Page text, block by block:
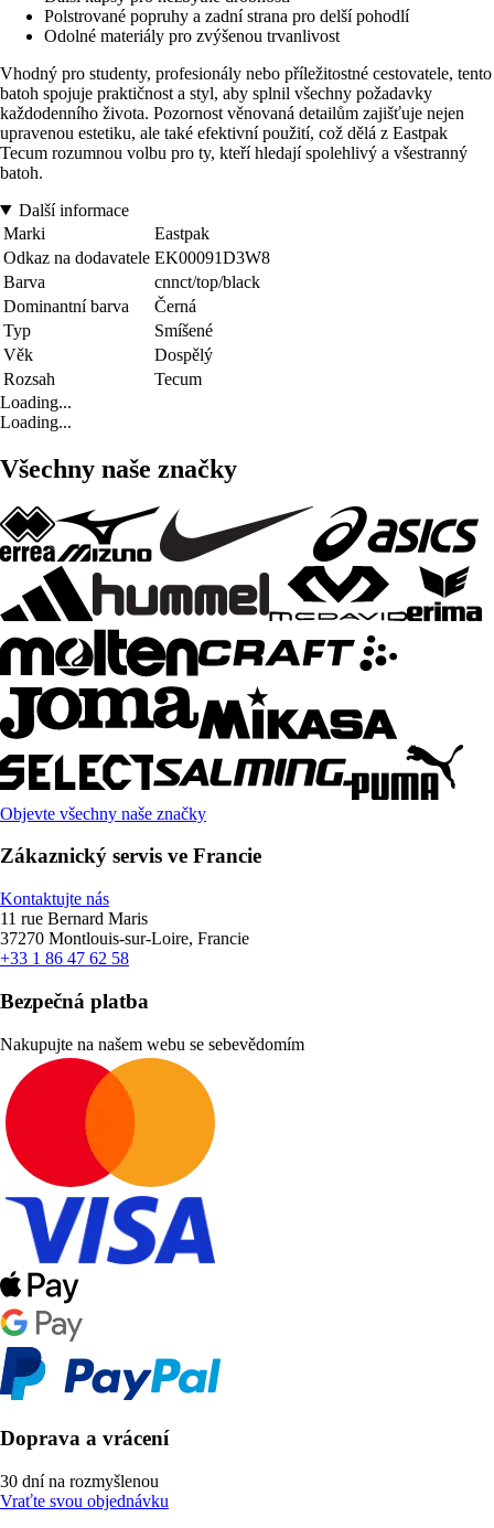
Polstrované popruhy a zadní strana pro delší pohodlí
Odolné materiály pro zvýšenou trvanlivost
Vhodný pro studenty, profesionály nebo příležitostné cestovatele, tento
batoh spojuje praktičnost a styl, aby splnil všechny požadavky
každodenního života. Pozornost věnovaná detailům zajišťuje nejen
upravenou estetiku, ale také efektivní použití, což dělá z Eastpak
Tecum rozumnou volbu pro ty, kteří hledají spolehlivý a všestranný
batoh.
Další informace
Marki
Eastpak
Odkaz na dodavatele EK00091D3W8
Barva
cnnct/top/black
Dominantní barva
Černá
Typ
Smíšené
Věk
Dospělý
Rozsah
Tecum
Loading...
Loading...
Všechny naše značky
Objevte všechny naše značky
Zákaznický servis ve Francie
Kontaktujte nás
11 rue Bernard Maris
37270 Montlouis-sur-Loire, Francie
+33 1 86 47 62 58
Bezpečná platba
Nakupujte na našem webu se sebevědomím
Doprava a vrácení
30 dní na rozmyšlenou
Vraťte svou objednávku